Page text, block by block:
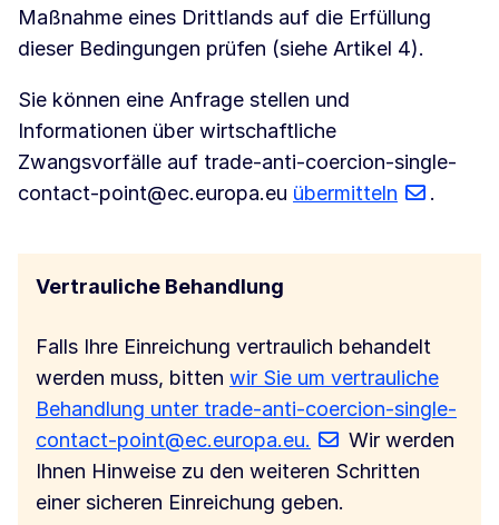
Maßnahme eines Drittlands auf die Erfüllung
dieser Bedingungen prüfen (siehe Artikel 4).
Sie können eine Anfrage stellen und
Informationen über wirtschaftliche
Zwangsvorfälle auf trade-anti-coercion-single-
contact-point@ec.europa.eu übermitteln .
Vertrauliche Behandlung
Falls Ihre Einreichung vertraulich behandelt
werden muss, bitten wir Sie um vertrauliche
Behandlung unter trade-anti-coercion-single-
contact-point@ec.europa.eu.
Wir werden
Ihnen Hinweise zu den weiteren Schritten
einer sicheren Einreichung geben.